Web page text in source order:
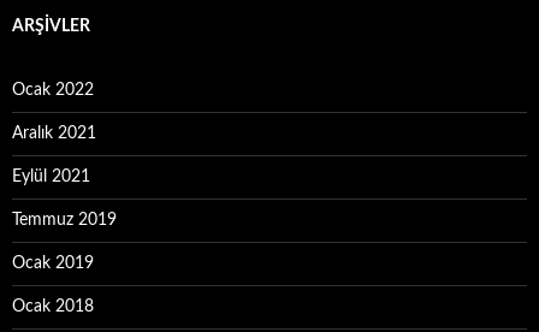
ARŞIVLER
Ocak 2022
Aralık 2021
Eylül 2021
Temmuz 2019
Ocak 2019
Ocak 2018